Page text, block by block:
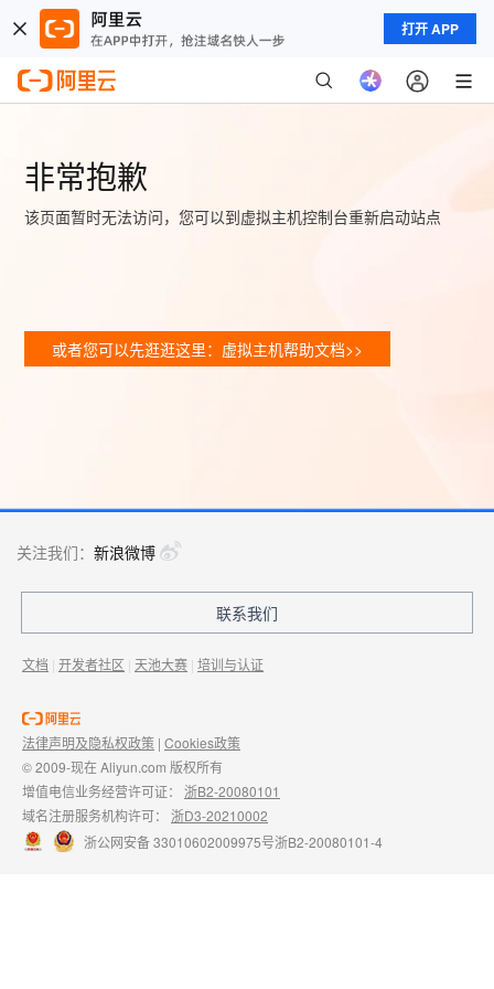
打开 APP
非常抱歉
该页面暂时无法访问，您可以到虚拟主机控制台重新启动站点
或者您可以先逛逛这里：虚拟主机帮助文档>>